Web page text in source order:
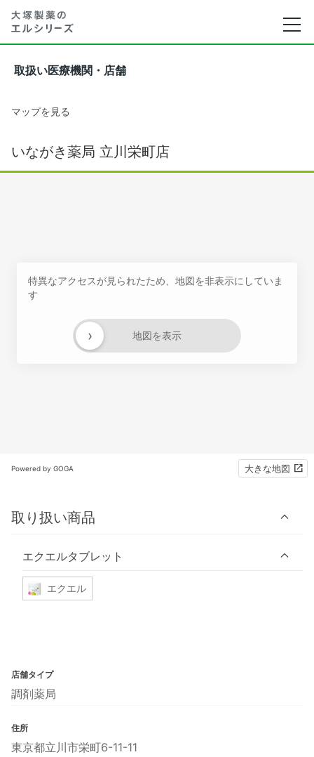
取扱い医療機関・店舗
マップを見る
いながき薬局 立川栄町店
特異なアクセスが見られたため、地図を非表示にしていま
す
地図を表示
›
Powered by GOGA 大きな地図
取り扱い商品
エクエルタブレット
エクエル
店舗タイプ
調剤薬局
住所
東京都立川市栄町6-11-11